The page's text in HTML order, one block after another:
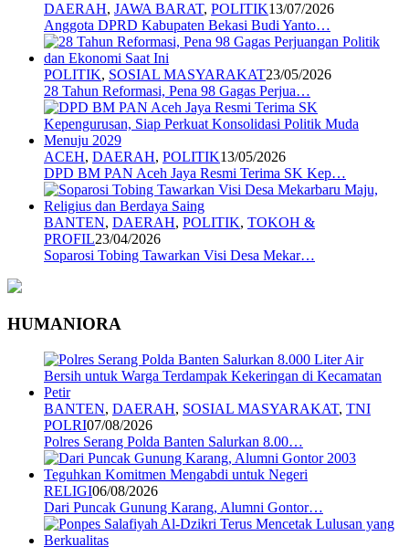
DAERAH, JAWA BARAT, POLITIK13/07/2026
Anggota DPRD Kabupaten Bekasi Budi Yanto…
POLITIK, SOSIAL MASYARAKAT23/05/2026
28 Tahun Reformasi, Pena 98 Gagas Perjua…
ACEH, DAERAH, POLITIK13/05/2026
DPD BM PAN Aceh Jaya Resmi Terima SK Kep…
BANTEN, DAERAH, POLITIK, TOKOH &
PROFIL23/04/2026
Soparosi Tobing Tawarkan Visi Desa Mekar…
HUMANIORA
BANTEN, DAERAH, SOSIAL MASYARAKAT, TNI
POLRI07/08/2026
Polres Serang Polda Banten Salurkan 8.00…
RELIGI06/08/2026
Dari Puncak Gunung Karang, Alumni Gontor…